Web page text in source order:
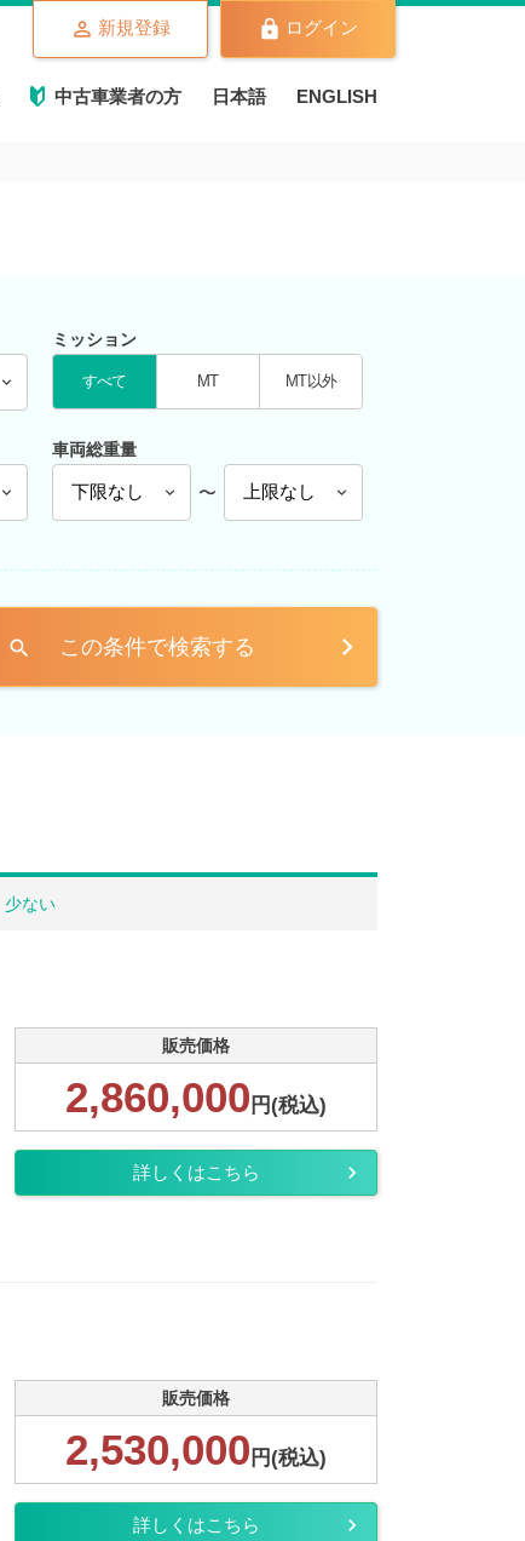
中古車業者の方 日本語 ENGLISH
新規登録 ログイン
ミッション
すべて MT MT以外
車両総重量
〜
search この条件で検索する
少ない
販売価格
2,860,000 円(税込)
詳しくはこちら
販売価格
2,530,000 円(税込)
詳しくはこちら